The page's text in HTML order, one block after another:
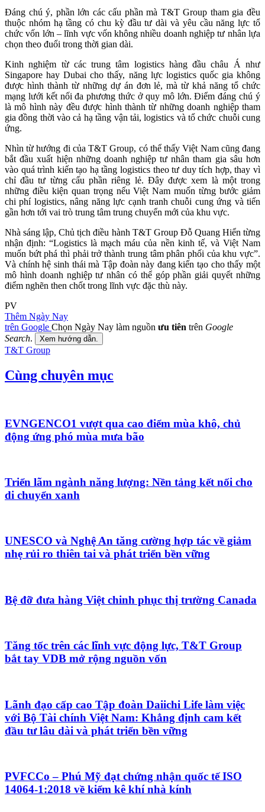
Đáng chú ý, phần lớn các cấu phần mà T&T Group tham gia đều
thuộc nhóm hạ tầng có chu kỳ đầu tư dài và yêu cầu năng lực tổ
chức vốn lớn – lĩnh vực vốn không nhiều doanh nghiệp tư nhân lựa
chọn theo đuổi trong thời gian dài.
Kinh nghiệm từ các trung tâm logistics hàng đầu châu Á như
Singapore hay Dubai cho thấy, năng lực logistics quốc gia không
được hình thành từ những dự án đơn lẻ, mà từ khả năng tổ chức
mạng lưới kết nối đa phương thức ở quy mô lớn. Điểm đáng chú ý
là mô hình này đều được hình thành từ những doanh nghiệp tham
gia đồng thời vào cả hạ tầng vận tải, logistics và tổ chức chuỗi cung
ứng.
Nhìn từ hướng đi của T&T Group, có thể thấy Việt Nam cũng đang
bắt đầu xuất hiện những doanh nghiệp tư nhân tham gia sâu hơn
vào quá trình kiến tạo hạ tầng logistics theo tư duy tích hợp, thay vì
chỉ đầu tư từng cấu phần riêng lẻ. Đây được xem là một trong
những điều kiện quan trọng nếu Việt Nam muốn từng bước giảm
chi phí logistics, nâng năng lực cạnh tranh chuỗi cung ứng và tiến
gần hơn tới vai trò trung tâm trung chuyển mới của khu vực.
Nhà sáng lập, Chủ tịch điều hành T&T Group Đỗ Quang Hiển từng
nhận định: “Logistics là mạch máu của nền kinh tế, và Việt Nam
muốn bứt phá thì phải trở thành trung tâm phân phối của khu vực”.
Và chính hệ sinh thái mà Tập đoàn này đang kiến tạo cho thấy một
mô hình doanh nghiệp tư nhân có thể góp phần giải quyết những
điểm nghẽn then chốt trong lĩnh vực đặc thù này.
PV
Thêm Ngày Nay
trên Google Chọn Ngày Nay làm nguồn ưu tiên trên Google
Search. Xem hướng dẫn.
T&T Group
Cùng chuyên mục
EVNGENCO1 vượt qua cao điểm mùa khô, chủ
động ứng phó mùa mưa bão
Triển lãm ngành năng lượng: Nền tảng kết nối cho
di chuyển xanh
UNESCO và Nghệ An tăng cường hợp tác về giảm
nhẹ rủi ro thiên tai và phát triển bền vững
Bệ đỡ đưa hàng Việt chinh phục thị trường Canada
Tăng tốc trên các lĩnh vực động lực, T&T Group
bắt tay VDB mở rộng nguồn vốn
Lãnh đạo cấp cao Tập đoàn Daiichi Life làm việc
với Bộ Tài chính Việt Nam: Khẳng định cam kết
đầu tư lâu dài và phát triển bền vững
PVFCCo – Phú Mỹ đạt chứng nhận quốc tế ISO
14064-1:2018 về kiểm kê khí nhà kính